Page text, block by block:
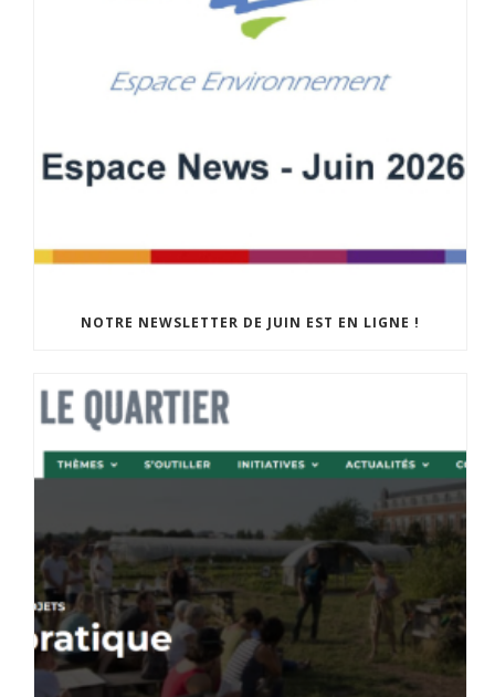
NOTRE NEWSLETTER DE JUIN EST EN LIGNE !